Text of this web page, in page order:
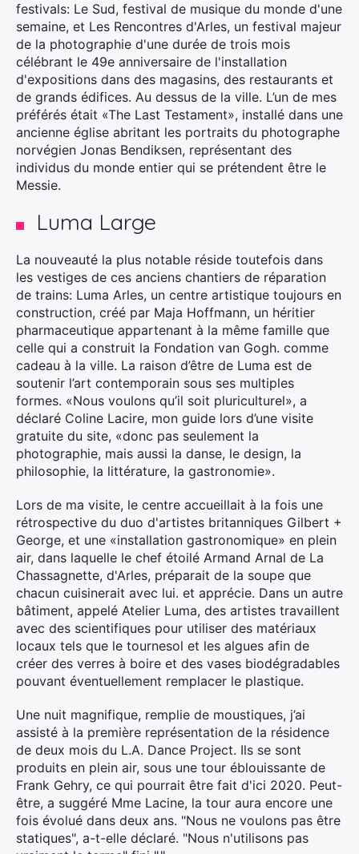
festivals: Le Sud, festival de musique du monde d'une
semaine, et Les Rencontres d'Arles, un festival majeur
de la photographie d'une durée de trois mois
célébrant le 49e anniversaire de l'installation
d'expositions dans des magasins, des restaurants et
de grands édifices. Au dessus de la ville. L’un de mes
préférés était «The Last Testament», installé dans une
ancienne église abritant les portraits du photographe
norvégien Jonas Bendiksen, représentant des
individus du monde entier qui se prétendent être le
Messie.
Luma Large
La nouveauté la plus notable réside toutefois dans
les vestiges de ces anciens chantiers de réparation
de trains: Luma Arles, un centre artistique toujours en
construction, créé par Maja Hoffmann, un héritier
pharmaceutique appartenant à la même famille que
celle qui a construit la Fondation van Gogh. comme
cadeau à la ville. La raison d’être de Luma est de
soutenir l’art contemporain sous ses multiples
formes. «Nous voulons qu’il soit pluriculturel», a
déclaré Coline Lacire, mon guide lors d’une visite
gratuite du site, «donc pas seulement la
photographie, mais aussi la danse, le design, la
philosophie, la littérature, la gastronomie».
Lors de ma visite, le centre accueillait à la fois une
rétrospective du duo d'artistes britanniques Gilbert +
George, et une «installation gastronomique» en plein
air, dans laquelle le chef étoilé Armand Arnal de La
Chassagnette, d'Arles, préparait de la soupe que
chacun cuisinerait avec lui. et apprécie. Dans un autre
bâtiment, appelé Atelier Luma, des artistes travaillent
avec des scientifiques pour utiliser des matériaux
locaux tels que le tournesol et les algues afin de
créer des verres à boire et des vases biodégradables
pouvant éventuellement remplacer le plastique.
Une nuit magnifique, remplie de moustiques, j’ai
assisté à la première représentation de la résidence
de deux mois du L.A. Dance Project. Ils se sont
produits en plein air, sous une tour éblouissante de
Frank Gehry, ce qui pourrait être fait d'ici 2020. Peut-
être, a suggéré Mme Lacine, la tour aura encore une
fois évolué dans deux ans. "Nous ne voulons pas être
statiques", a-t-elle déclaré. "Nous n'utilisons pas